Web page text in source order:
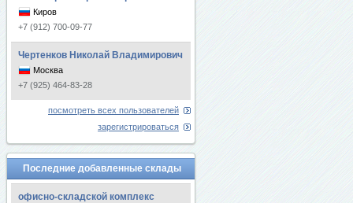
Киров
+7 (912) 700-09-77
Чертенков Николай Владимирович
Москва
+7 (925) 464-83-28
посмотреть всех пользователей
зарегистрироваться
Последние добавленные склады
офисно-складской комплекс